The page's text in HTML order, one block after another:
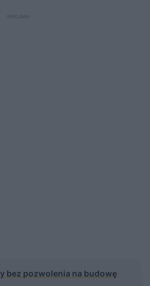
temat zasiedzenia
bez pozwolenia na budowę